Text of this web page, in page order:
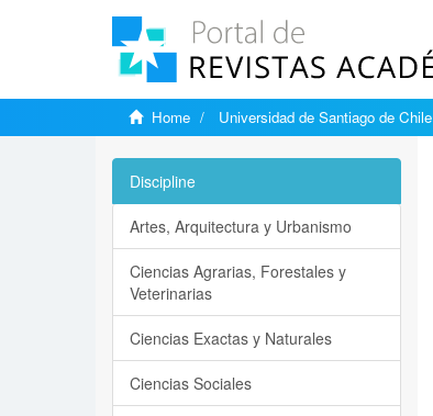
Home Universidad de Santiago de Chile
Discipline
Artes, Arquitectura y Urbanismo
Ciencias Agrarias, Forestales y
Veterinarias
Ciencias Exactas y Naturales
Ciencias Sociales